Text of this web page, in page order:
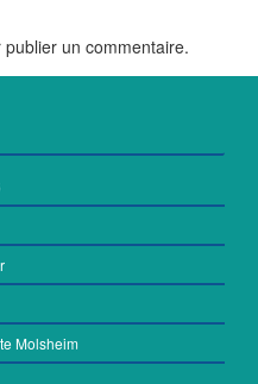
publier un commentaire.
Molsheim